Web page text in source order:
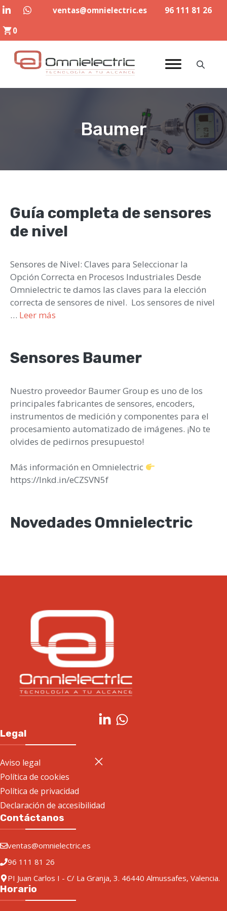
Saltar
contenido
ventas@omnielectric.es
96 111 81 26
0
Baumer
Guía completa de sensores
de nivel
Sensores de Nivel: Claves para Seleccionar la
Opción Correcta en Procesos Industriales Desde
Omnielectric te damos las claves para la elección
correcta de sensores de nivel. Los sensores de nivel
… Leer más
Sensores Baumer
Nuestro proveedor Baumer Group es uno de los
principales fabricantes de sensores, encoders,
instrumentos de medición y componentes para el
procesamiento automatizado de imágenes. ¡No te
olvides de pedirnos presupuesto!
Más información en Omnielectric
https://lnkd.in/eCZSVN5f
Novedades Omnielectric
Legal
Aviso legal
Política de cookies
Política de privacidad
Declaración de accesibilidad
Contáctanos
ventas@omnielectric.es
96 111 81 26
PI Juan Carlos I - C/ La Granja, 3. 46440 Almussafes, Valencia.
Horario